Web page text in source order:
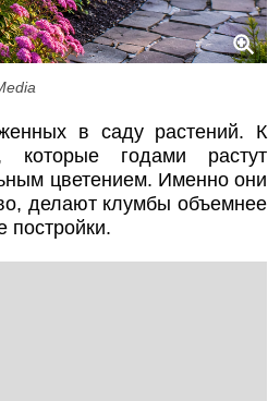
в саду растений. К
которые годами растут
цветением. Именно они
делают клумбы объемнее
постройки.